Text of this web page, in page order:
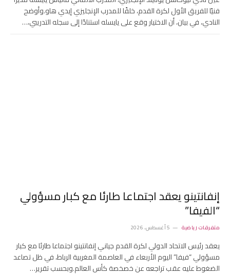
فنيًا للفريق الأول لكرة القدم، خلفًا للمدرب الإنجليزي إيدي هاو.وأوضح
النادي، في بيان، أن الاختيار وقع على يايسله استنادًا إلى سجله التدريبي،…
إنفانتينو يعقد اجتماعا طارئا مع كبار مسؤولي
“الفيفا”
متفرقات رياضية 5 أغسطس، 2026
يعقد رئيس الاتحاد الدولي لكرة القدم جياني إنفانتينو اجتماعا طارئا مع كبار
مسؤولي “فيفا” اليوم الأربعاء في العاصمة المغربية الرباط، في ظل تصاعد
الضغوط عليه عقب تراجعه عن خصخصة كأس العالم.وبحسب تقرير…